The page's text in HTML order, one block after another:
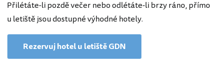
Přilétáte-li pozdě večer nebo odlétáte-li brzy ráno, přímo
u letiště jsou dostupné výhodné hotely.
Rezervuj hotel u letiště GDN